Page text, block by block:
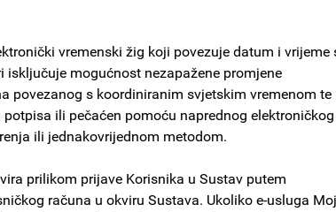
vremenski žig koji povezuje datum i vrijeme
mogućnost nezapažene promjene
povezanog s koordiniranim svjetskim vremenom te
ili pečaćen pomoću naprednog elektroničkog
ili jednakovrijednom metodom.
prilikom prijave Korisnika u Sustav putem
računa u okviru Sustava. Ukoliko e-usluga Moj